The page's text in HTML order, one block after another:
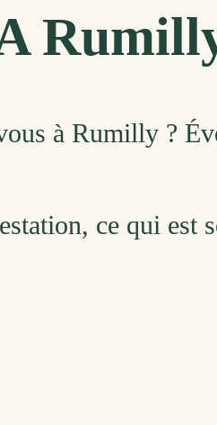
à Rumilly ?
ce qui est